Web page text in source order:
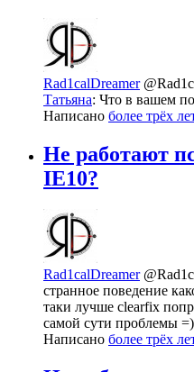
Rad1calDreamer
Татьяна: Что в вашем
Написано более трёх
Не работают
IE10?
Rad1calDreamer
странное поведение
таки лучше clearfix
самой сути проблемы =)
Написано более трёх